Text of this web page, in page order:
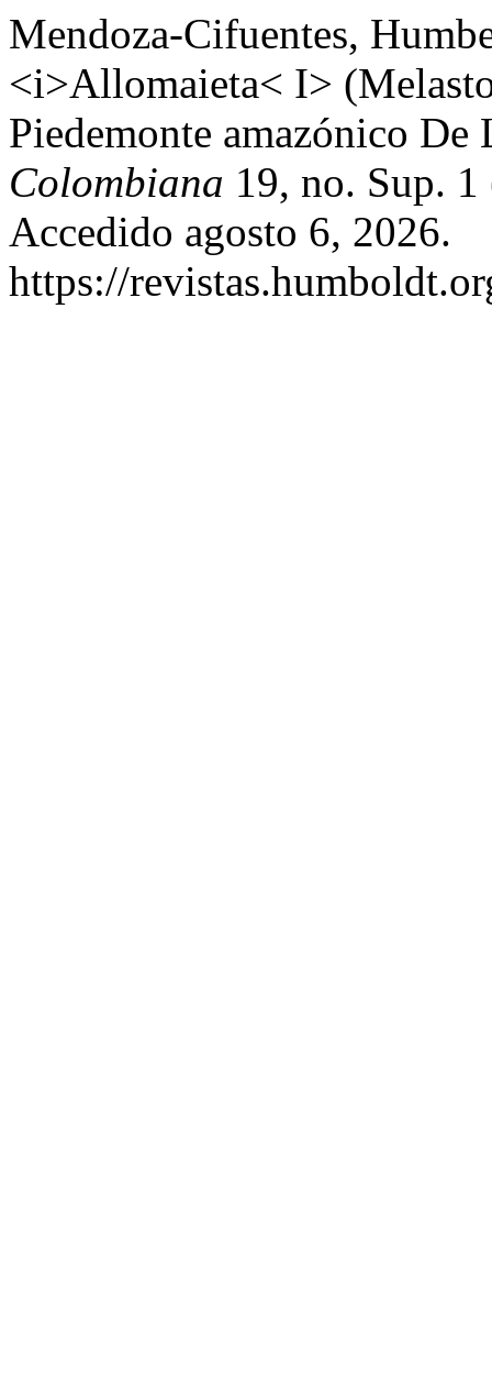
Mendoza-Cifuentes,
<i>Allomaieta< I>
Piedemonte amazónico
Colombiana 19, no. Sup.
Accedido agosto 6, 2026.
https://